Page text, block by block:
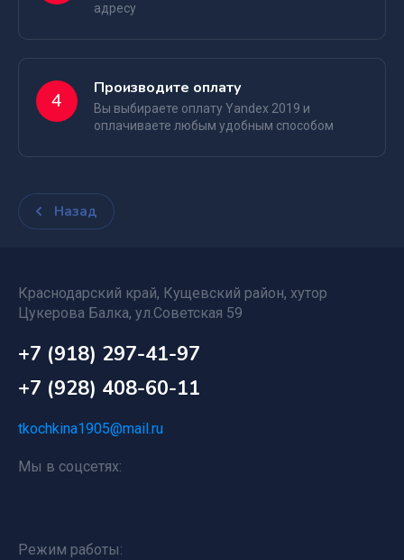
адресу
4
Производите оплату
Вы выбираете оплату Yandex 2019 и
оплачиваете любым удобным способом
Назад
Краснодарский край, Кущевский район, хутор
Цукерова Балка, ул.Советская 59
+7 (918) 297-41-97
+7 (928) 408-60-11
tkochkina1905@mail.ru
Мы в соцсетях:
Режим работы: